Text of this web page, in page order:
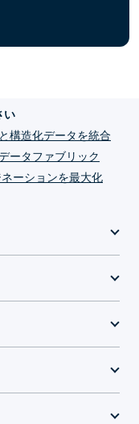
い
構造化データを統合
ータファブリック
ーションを最大化